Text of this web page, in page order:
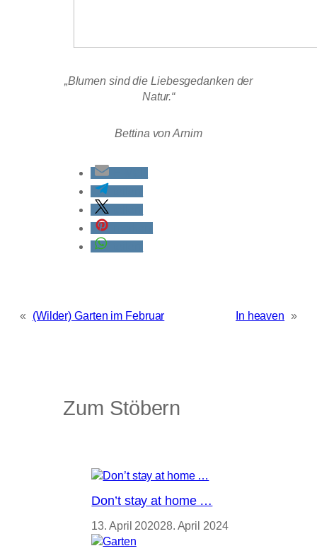
„Blumen sind die Liebesgedanken der
Natur.“
Bettina von Arnim
« (Wilder) Garten im Februar In heaven »
Zum Stöbern
Don’t stay at home …
13. April 202028. April 2024